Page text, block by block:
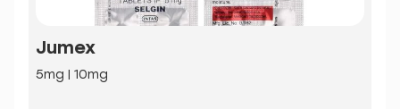
Jumex
5mg | 10mg